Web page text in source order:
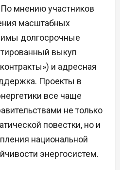
мнению участников
масштабных
долгосрочные
выкуп
и адресная
Проекты в
все чаще
не только
повестки, но и
национальной
энергосистем.